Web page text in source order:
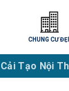
CHUNG CƯ
Cải Tạo Nội